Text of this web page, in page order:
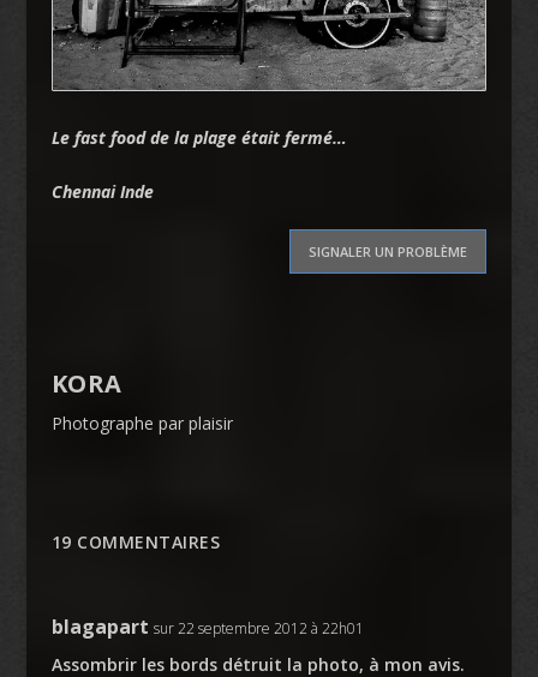
Le fast food de la plage était fermé…
Chennai Inde
SIGNALER UN PROBLÈME
KORA
Photographe par plaisir
19 COMMENTAIRES
blagapart sur 22 septembre 2012 à 22h01
Assombrir les bords détruit la photo, à mon avis.